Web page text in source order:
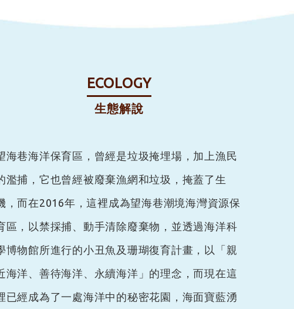
ECOLOGY
生態解說
海巷海洋保育區，曾經是垃圾掩埋場，加上漁民
濫捕，它也曾經被廢棄漁網和垃圾，掩蓋了生
，而在2016年，這裡成為望海巷潮境海灣資源保
區，以禁採捕、動手清除廢棄物，並透過海洋科
博物館所進行的小丑魚及珊瑚復育計畫，以「親
海洋、善待海洋、永續海洋」的理念，而現在這
已經成為了一處海洋中的秘密花園，海面寶藍湧